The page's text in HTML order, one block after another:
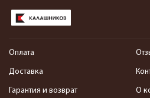
Оплата
Доставка
Гарантия и возврат О